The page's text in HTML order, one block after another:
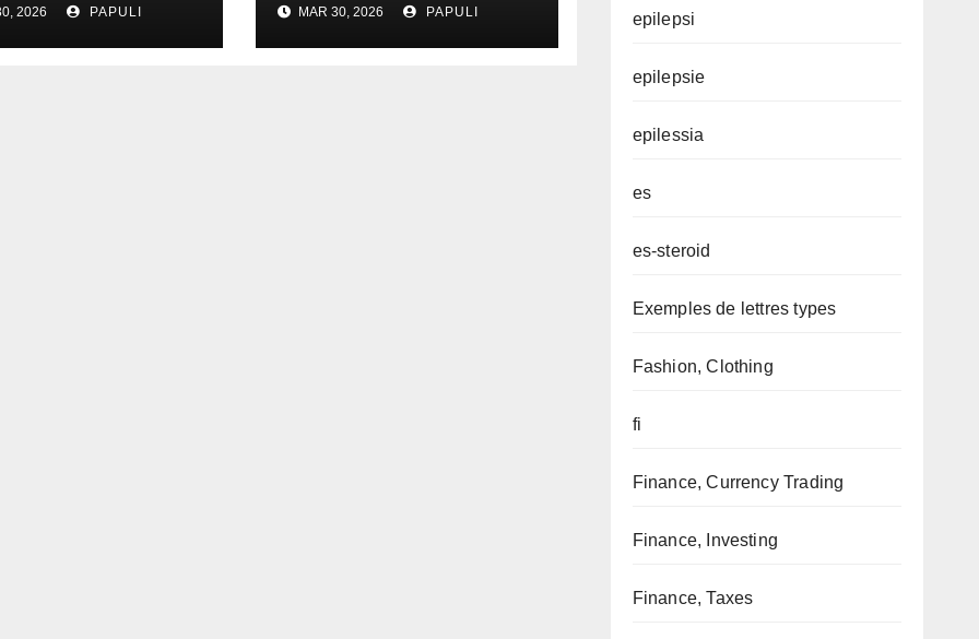
2026 PAPULI MAR 30, 2026 PAPULI epilepsi
epilepsie
epilessia
es
es-steroid
Exemples de lettres types
Fashion, Clothing
fi
Finance, Currency Trading
Finance, Investing
Finance, Taxes